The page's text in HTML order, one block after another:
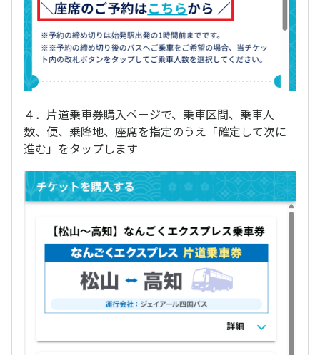
４．片道乗車券購入ページで、乗車区間、乗車人
数、便、乗降地、座席を指定のうえ「確定して次に
進む」をタップします